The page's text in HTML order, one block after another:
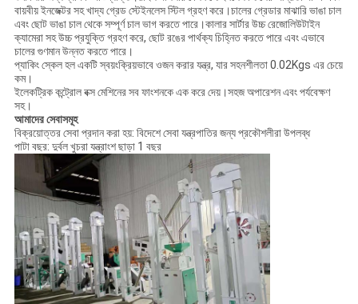
বায়বীয় ইনজেক্টর সহ খাদ্য গ্রেড স্টেইনলেস স্টিল গ্রহণ করে।চালের গ্রেডার মাঝারি ভাঙা চাল
এবং ছোট ভাঙা চাল থেকে সম্পূর্ণ চাল ভাগ করতে পারে।কালার সার্টার উচ্চ রেজোলিউটাইন
ক্যামেরা সহ উচ্চ প্রযুক্তি গ্রহণ করে, ছোট রঙের পার্থক্য চিহ্নিত করতে পারে এবং এভাবে
চালের গুণমান উন্নত করতে পারে।
প্যাকিং স্কেল হল একটি স্বয়ংক্রিয়ভাবে ওজন করার যন্ত্র, যার সহনশীলতা 0.02Kgs এর চেয়ে
কম।
ইলেকট্রিক কন্ট্রোল বক্স মেশিনের সব ফাংশনকে এক করে দেয়।সহজ অপারেশন এবং পর্যবেক্ষণ
সহ।
আমাদের সেবাসমূহ
বিক্রয়োত্তর সেবা প্রদান করা হয়: বিদেশে সেবা যন্ত্রপাতির জন্য প্রকৌশলীরা উপলব্ধ
পাটা বছর: দুর্বল খুচরা যন্ত্রাংশ ছাড়া 1 বছর